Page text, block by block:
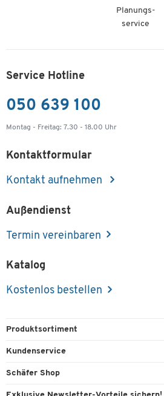
Planungs-
service
Service Hotline
050 639 100
Montag - Freitag: 7.30 - 18.00 Uhr
Kontaktformular
Kontakt aufnehmen
Außendienst
Termin vereinbaren
Katalog
Kostenlos bestellen
Produktsortiment
Büroausstattung
Kundenservice
Direktbestellung
Schäfer Shop
Services & Leistungen